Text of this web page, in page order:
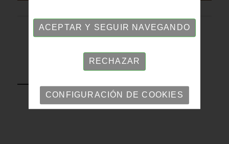
VOLVER
ACEPTAR Y SEGUIR NAVEGANDO
RECHAZAR
CONFIGURACIÓN DE COOKIES